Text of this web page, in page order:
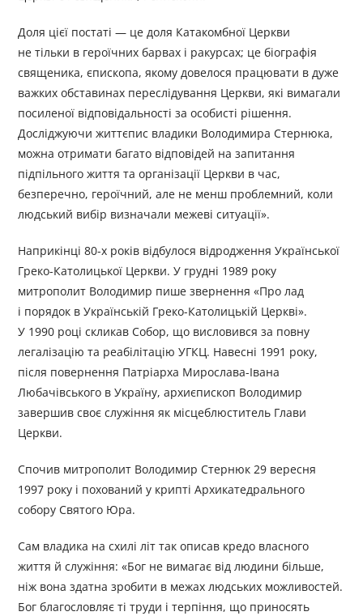
Доля цієї постаті — це доля Катакомбної Церкви
не тільки в героїчних барвах і ракурсах; це біографія
священика, єпископа, якому довелося працювати в дуже
важких обставинах переслідування Церкви, які вимагали
посиленої відповідальності за особисті рішення.
Досліджуючи життєпис владики Володимира Стернюка,
можна отримати багато відповідей на запитання
підпільного життя та організації Церкви в час,
безперечно, героїчний, але не менш проблемний, коли
людський вибір визначали межеві ситуації».
Наприкінці 80-х років відбулося відродження Української
Греко-Католицької Церкви. У грудні 1989 року
митрополит Володимир пише звернення «Про лад
і порядок в Українській Греко-Католицькій Церкві».
У 1990 році скликав Собор, що висловився за повну
легалізацію та реабілітацію УГКЦ. Навесні 1991 року,
після повернення Патріарха Мирослава-Івана
Любачівського в Україну, архиєпископ Володимир
завершив своє служіння як місцеблюститель Глави
Церкви.
Спочив митрополит Володимир Стернюк 29 вересня
1997 року і похований у крипті Архикатедрального
собору Святого Юра.
Сам владика на схилі літ так описав кредо власного
життя й служіння: «Бог не вимагає від людини більше,
ніж вона здатна зробити в межах людських можливостей.
Бог благословляє ті труди і терпіння, що приносять